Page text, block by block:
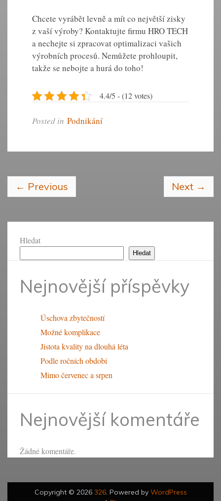
Chcete vyrábět levně a mít co největší zisky
z vaší výroby? Kontaktujte firmu HRO TECH
a nechejte si zpracovat optimalizaci vašich
výrobních procesů. Nemůžete prohloupit,
takže se nebojte a hurá do toho!
4.4/5 - (12 votes)
Posted in Podnikání
← Previous Next →
Hledat
Hledat
Nejnovější příspěvky
Úschova zbytečností
Možné komplikace
Jistota kvality na dlouhá léta
Podle ročních období
Mimo červenec a srpen
Nejnovější komentáře
Žádné komentáře.
Copyright © 2026 326. Powered by WordPress